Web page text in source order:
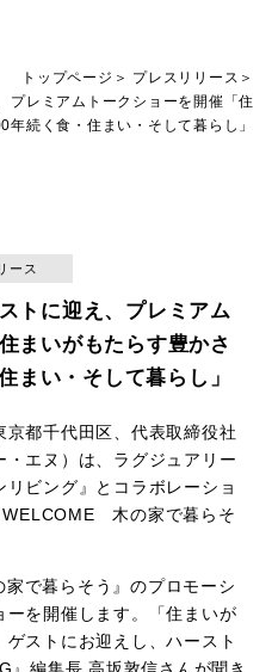
トップページ
プレスリリース
プレミアムトークショーを開催「住
続く食・住まい・そして暮らし」
ース
トに迎え、プレミアム
まいがもたらす豊かさ
まい・そして暮らし」
都千代田区、代表取締役社
エヌ）は、ラグジュアリー
ビング』とコラボレーショ
WELCOME 木の家で暮らそ
で暮らそう』のプロモーシ
ーを開催します。「住まいが
ストにお迎えし、ハースト